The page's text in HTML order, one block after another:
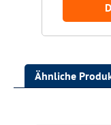
Ähnliche